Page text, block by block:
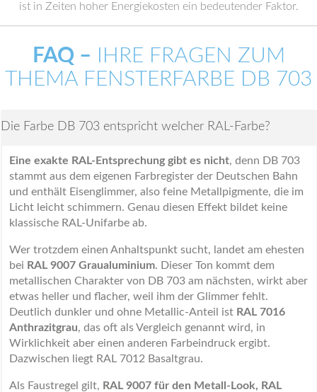
ist in Zeiten hoher Energiekosten ein bedeutender Faktor.
FAQ – IHRE FRAGEN ZUM
THEMA FENSTERFARBE DB 703
Die Farbe DB 703 entspricht welcher RAL-Farbe?
Eine exakte RAL-Entsprechung gibt es nicht, denn DB 703
stammt aus dem eigenen Farbregister der Deutschen Bahn
und enthält Eisenglimmer, also feine Metallpigmente, die im
Licht leicht schimmern. Genau diesen Effekt bildet keine
klassische RAL-Unifarbe ab.
Wer trotzdem einen Anhaltspunkt sucht, landet am ehesten
bei RAL 9007 Graualuminium. Dieser Ton kommt dem
metallischen Charakter von DB 703 am nächsten, wirkt aber
etwas heller und flacher, weil ihm der Glimmer fehlt.
Deutlich dunkler und ohne Metallic-Anteil ist RAL 7016
Anthrazitgrau, das oft als Vergleich genannt wird, in
Wirklichkeit aber einen anderen Farbeindruck ergibt.
Dazwischen liegt RAL 7012 Basaltgrau.
Als Faustregel gilt, RAL 9007 für den Metall-Look, RAL